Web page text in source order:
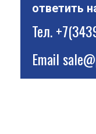
ответить
Тел.
Email